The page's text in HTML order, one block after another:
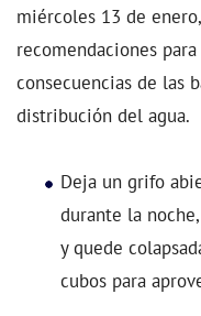
miércoles 13 de
recomendaciones
consecuencias de las
distribución del agua.
Deja un grifo
durante la
y quede
cubos para